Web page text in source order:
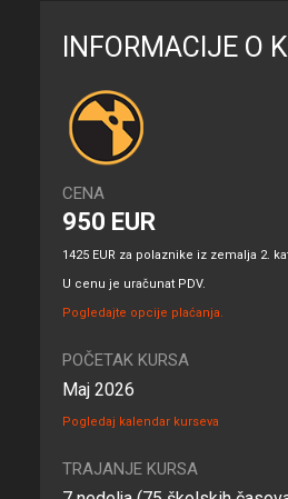
INFORMACIJE O
CENA
950 EUR
1425 EUR za polaznike iz zemalja 2.
U cenu je uračunat PDV.
Pogledajte opcije plaćanja.
POČETAK KURSA
Maj 2026
Pogledaj kalendar kurseva
TRAJANJE KURSA